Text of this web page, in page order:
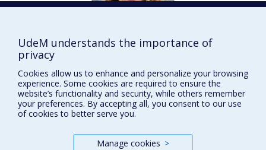
Leslie MORENTA
Physique et informatique
PORTRAIT
UdeM understands the importance of
privacy
Cookies allow us to enhance and personalize your browsing
experience. Some cookies are required to ensure the
website’s functionality and security, while others remember
your preferences. By accepting all, you consent to our use
of cookies to better serve you.
Manage cookies >